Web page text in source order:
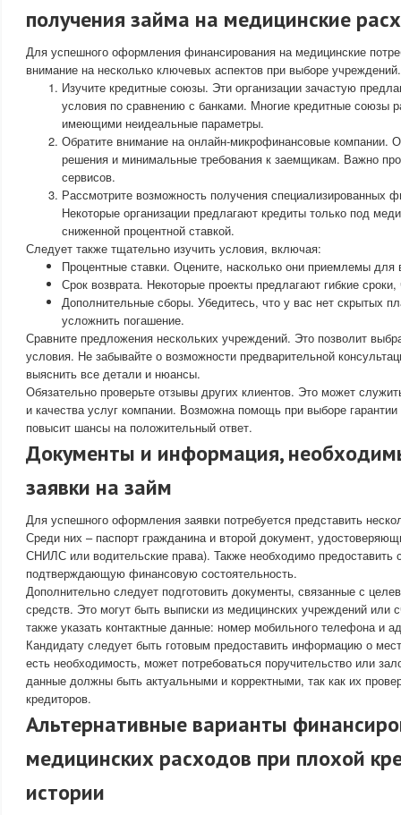
получения займа на медицинские
Для успешного оформления финансирования на медицинские
внимание на несколько ключевых аспектов при выборе учреждений.
Изучите кредитные союзы. Эти организации зачастую
условия по сравнению с банками. Многие кредитные союзы
имеющими неидеальные параметры.
Обратите внимание на онлайн-микрофинансовые компании.
решения и минимальные требования к заемщикам. Важно
сервисов.
Рассмотрите возможность получения специализированных
Некоторые организации предлагают кредиты только под
сниженной процентной ставкой.
Следует также тщательно изучить условия, включая:
Процентные ставки. Оцените, насколько они приемлемы для
Срок возврата. Некоторые проекты предлагают гибкие
Дополнительные сборы. Убедитесь, что у вас нет скрытых
усложнить погашение.
Сравните предложения нескольких учреждений. Это позволит
условия. Не забывайте о возможности предварительной
выяснить все детали и нюансы.
Обязательно проверьте отзывы других клиентов. Это может
и качества услуг компании. Возможна помощь при выборе
повысит шансы на положительный ответ.
Документы и информация,
заявки на займ
Для успешного оформления заявки потребуется представить
Среди них – паспорт гражданина и второй документ,
СНИЛС или водительские права). Также необходимо предоставить
подтверждающую финансовую состоятельность.
Дополнительно следует подготовить документы, связанные с
средств. Это могут быть выписки из медицинских учреждений или
также указать контактные данные: номер мобильного телефона и
Кандидату следует быть готовым предоставить информацию о
есть необходимость, может потребоваться поручительство или
данные должны быть актуальными и корректными, так как их
кредиторов.
Альтернативные варианты
медицинских расходов при плохой
истории